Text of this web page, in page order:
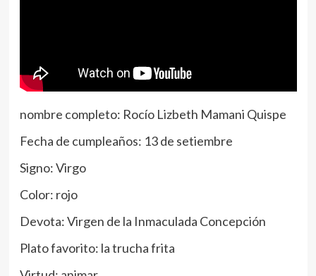
nombre completo: Rocío Lizbeth Mamani Quispe
Fecha de cumpleaños: 13 de setiembre
Signo: Virgo
Color: rojo
Devota: Virgen de la Inmaculada Concepción
Plato favorito: la trucha frita